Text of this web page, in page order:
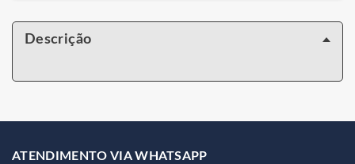
Descrição
ATENDIMENTO VIA WHATSAPP